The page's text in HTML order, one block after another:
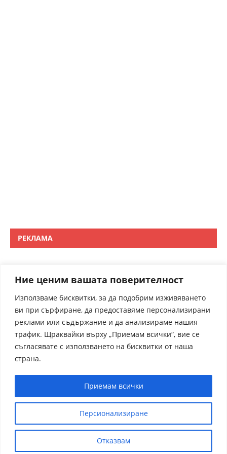
Ние ценим вашата поверителност
Използваме бисквитки, за да подобрим изживяването
ви при сърфиране, да предоставяме персонализирани
реклами или съдържание и да анализираме нашия
трафик. Щраквайки върху „Приемам всички“, вие се
съгласявате с използването на бисквитки от наша
страна.
Персионализиране
Отказвам
Приемам всички
РЕКЛАМА
receptite.online - Някои от рецептите са преведени от
чуждрестранни сайтове. За контакти admin@receptite.online